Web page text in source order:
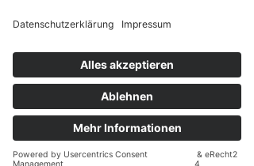
Datenschutzerklärung
Editorial
Auf dem Laufenden bleiben